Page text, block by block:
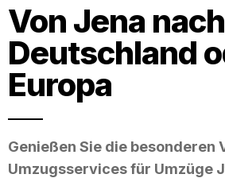
Von Jena nach
Deutschland
Europa
Genießen Sie die besonderen
Umzugsservices für Umzüge